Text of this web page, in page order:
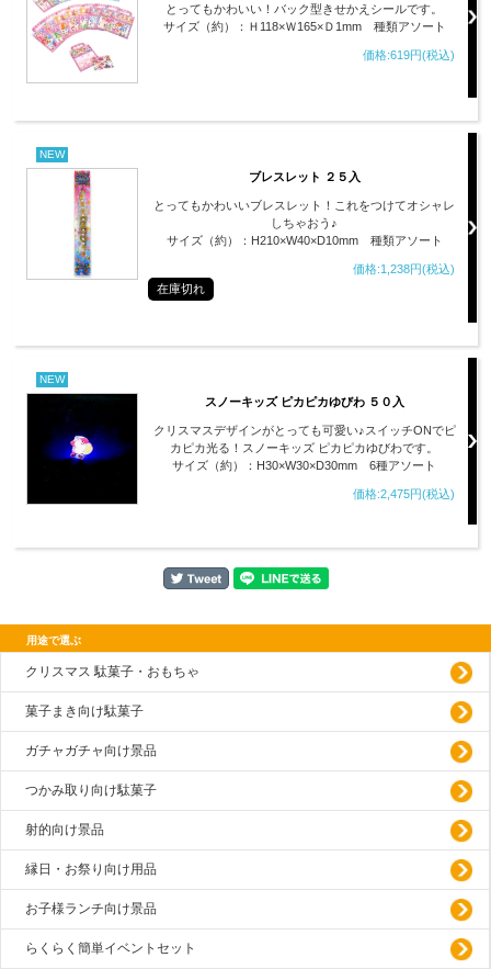
とってもかわいい！バック型きせかえシールです。
サイズ（約）：Ｈ118×Ｗ165×Ｄ1mm 種類アソート
価格:619円(税込)
NEW
ブレスレット ２５入
とってもかわいいブレスレット！これをつけてオシャレ
しちゃおう♪
サイズ（約）：H210×W40×D10mm 種類アソート
価格:1,238円(税込)
在庫切れ
NEW
スノーキッズ ピカピカゆびわ ５０入
クリスマスデザインがとっても可愛い♪スイッチONでピ
カピカ光る！スノーキッズ ピカピカゆびわです。
サイズ（約）：H30×W30×D30mm 6種アソート
価格:2,475円(税込)
用途で選ぶ
クリスマス 駄菓子・おもちゃ
菓子まき向け駄菓子
ガチャガチャ向け景品
つかみ取り向け駄菓子
射的向け景品
縁日・お祭り向け用品
お子様ランチ向け景品
らくらく簡単イベントセット